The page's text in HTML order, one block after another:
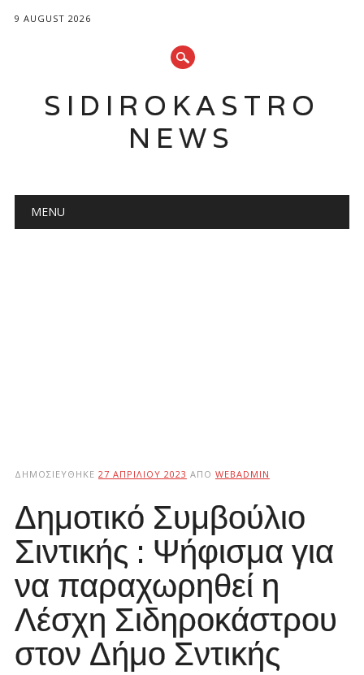
9 AUGUST 2026
SIDIROKASTRO
NEWS
Main menu
MENU
ΔΗΜΟΣΙΕΎΘΗΚΕ 27 ΑΠΡΙΛΊΟΥ 2023 ΑΠΌ WEBADMIN
Δημοτικό Συμβούλιο
Σιντικής : Ψήφισμα για
να παραχωρηθεί η
Λέσχη Σιδηροκάστρου
στον Δήμο Σντικής